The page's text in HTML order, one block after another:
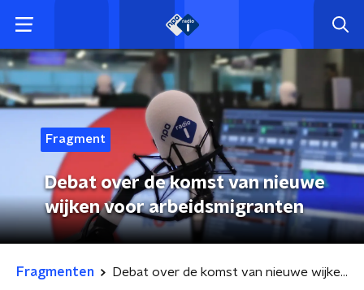
Fragment
Debat over de komst van nieuwe
wijken voor arbeidsmigranten
Fragmenten Debat over de komst van nieuwe wijken voor arbeidsmigranten